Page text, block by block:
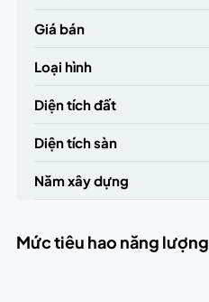
Giá bán
Loại hình
Diện tích đất
Diện tích sàn
Năm xây dựng
Mức tiêu hao năng lượng